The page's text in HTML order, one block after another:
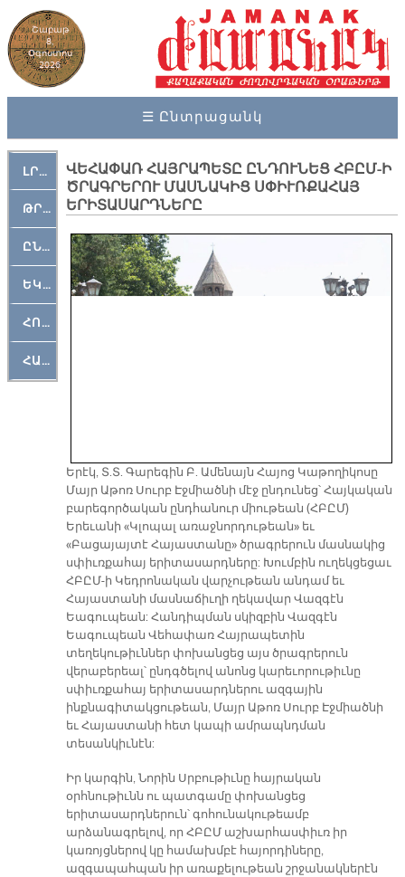
Շաբաթ
8,
Օգոստոս
2026
☰ Ընտրացանկ
ԼՐԱՀՈՍ
ԹՐՔԱՀԱՅ ԿԵԱՆՔ
ԸՆԿԵՐԱՄՇԱԿՈՒԹԱՅԻՆ
ԵԿԵՂԵՑԱԿԱՆ
ՀՈԳԵՄՏԱՒՈՐ
ՀԱՐԹԱԿ
ՎԵՀԱՓԱՌ ՀԱՅՐԱՊԵՏԸ ԸՆԴՈՒՆԵՑ ՀԲԸՄ-Ի
ԾՐԱԳՐԵՐՈՒ ՄԱՍՆԱԿԻՑ ՍՓԻՒՌՔԱՀԱՅ
ԵՐԻՏԱՍԱՐԴՆԵՐԸ
Երէկ, Տ.Տ. Գարեգին Բ. Ամենայն Հայոց Կաթողիկոսը
Մայր Աթոռ Սուրբ Էջմիածնի մէջ ընդունեց՝ Հայկական
բարեգործական ընդհանուր միութեան (ՀԲԸՄ)
Երեւանի «Կլոպալ առաջնորդութեան» եւ
«Բացայայտէ Հայաստանը» ծրագրերուն մասնակից
սփիւռքահայ երիտասարդները: Խումբին ուղեկցեցաւ
ՀԲԸՄ-ի Կեդրոնական վարչութեան անդամ եւ
Հայաստանի մասնաճիւղի ղեկավար Վազգէն
Եագուպեան: Հանդիպման սկիզբին Վազգէն
Եագուպեան Վեհափառ Հայրապետին
տեղեկութիւններ փոխանցեց այս ծրագրերուն
վերաբերեալ՝ ընդգծելով անոնց կարեւորութիւնը
սփիւռքահայ երիտասարդներու ազգային
ինքնագիտակցութեան, Մայր Աթոռ Սուրբ Էջմիածնի
եւ Հայաստանի հետ կապի ամրապնդման
տեսանկիւնէն:
Իր կարգին, Նորին Սրբութիւնը հայրական
օրհնութիւնն ու պատգամը փոխանցեց
երիտասարդներուն՝ գոհունակութեամբ
արձանագրելով, որ ՀԲԸՄ աշխարհասփիւռ իր
կառոյցներով կը համախմբէ հայորդիները,
ազգապահպան իր առաքելութեան շրջանակներէն